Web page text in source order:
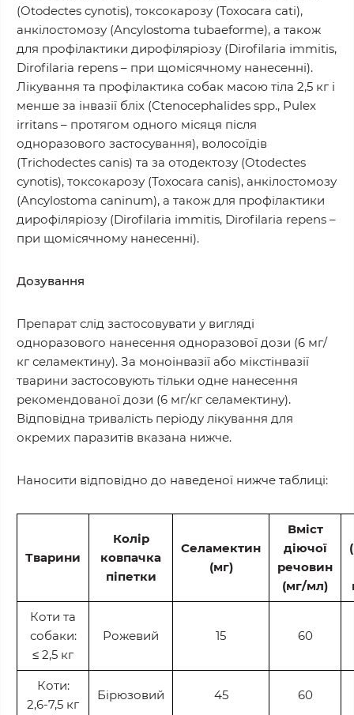
(Otodectеs cynotis), токсокарозу (Toxocara cati),
анкілостомозу (Ancylostoma tubaeforme), а також
для профілактики дирофіляріозу (Dirofilariа іmmitis,
Dirofilaria repens – при щомісячному нанесенні).
Лікування та профілактика собак масою тіла 2,5 кг і
менше за інвазії бліх (Ctenocephalides spp., Pulex
irritans – протягом одного місяця після
одноразового застосування), волосоїдів
(Trichodectes canis) та за отодектозу (Otodectеs
сynotis), токсокарозу (Toxocarа canis), анкілостомозу
(Ancylostoma caninum), а також для профілактики
дирофіляріозу (Dirofilariа іmmitis, Dirofilaria repens –
при щомісячному нанесенні).
Дозування
Препарат слід застосовувати у вигляді
одноразового нанесення одноразової дози (6 мг/
кг селамектину). За моноінвазії або мікстінвазії
тварини застосовують тільки одне нанесення
рекомендованої дози (6 мг/кг селамектину).
Відповідна тривалість періоду лікування для
окремих паразитів вказана нижче.
Наносити відповідно до наведеної нижче таблиці:
Тварини
Колір
ковпачка
піпетки
Селамектин
(мг)
Вміст
діючої
речовин
(мг/мл)
Коти та
собаки:
≤ 2,5 кг
Рожевий 15 60
Коти:
2,6-7,5 кг
Бірюзовий 45 60